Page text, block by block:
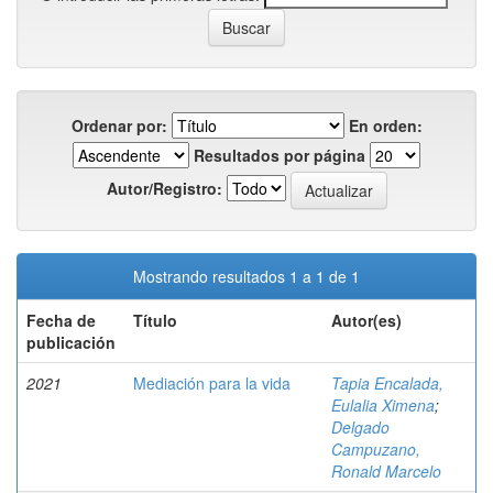
Ordenar por:
En orden:
Resultados por página
Autor/Registro:
Mostrando resultados 1 a 1 de 1
Fecha de
publicación
Título Autor(es)
2021 Mediación para la vida
Tapia Encalada,
Eulalia Ximena;
Delgado
Campuzano,
Ronald Marcelo